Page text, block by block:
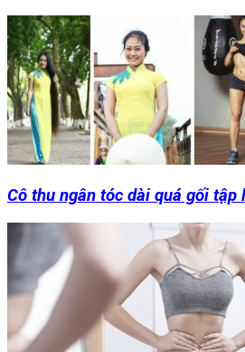
Cô thu ngân tóc dài quá gối